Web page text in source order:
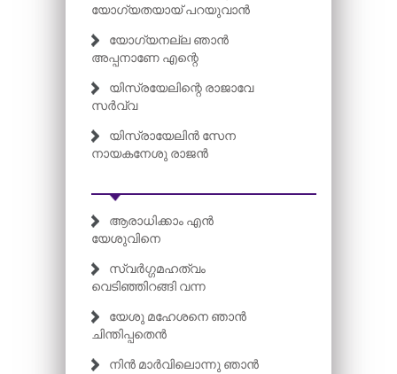
യോഗ്യതയായ് പറയുവാൻ
യോഗ്യനല്ല ഞാൻ
അപ്പനാണേ എന്റെ
യിസ്രയേലിന്റെ രാജാവേ
സർവ്വ
യിസ്രായേലിൻ സേന
നായകനേശു രാജൻ
ആരാധിക്കാം എൻ
യേശുവിനെ
സ്വർഗ്ഗമഹത്വം
വെടിഞ്ഞിറങ്ങി വന്ന
യേശു മഹേശനെ ഞാൻ
ചിന്തിപ്പതെൻ
നിൻ മാർവിലൊന്നു ഞാൻ